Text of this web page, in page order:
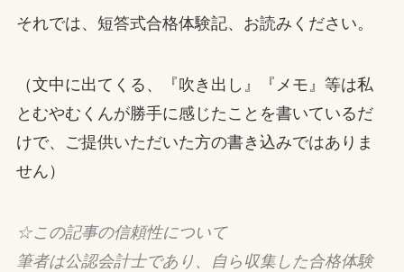
それでは、短答式合格体験記、お読みください。
（文中に出てくる、『吹き出し』『メモ』等は私
とむやむくんが勝手に感じたことを書いているだ
けで、ご提供いただいた方の書き込みではありま
せん）
☆この記事の信頼性について
筆者は公認会計士であり、自ら収集した合格体験